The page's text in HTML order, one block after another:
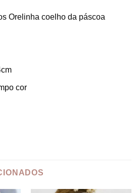
Orelinha coelho da páscoa
cor